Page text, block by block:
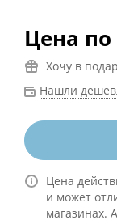
Цена по
Хочу в
Нашли
Цена
и может
магазинах.